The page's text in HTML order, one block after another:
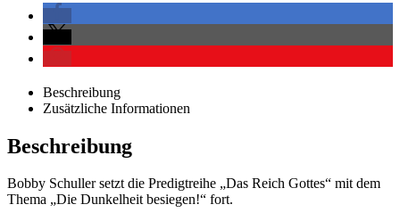
Beschreibung
Zusätzliche Informationen
Beschreibung
Bobby Schuller setzt die Predigtreihe „Das Reich Gottes“ mit dem
Thema „Die Dunkelheit besiegen!“ fort.